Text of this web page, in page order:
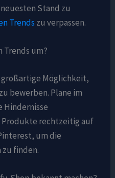
Stand zu
Trends zu verpassen.
Trends um?
großartige Möglichkeit,
bewerben. Plane im
Hindernisse
rechtzeitig auf
um die
zu finden.